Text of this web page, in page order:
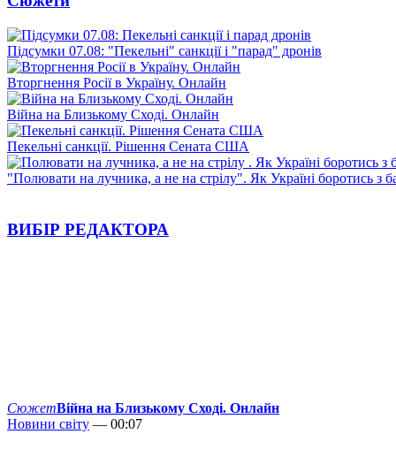
Підсумки 07.08: "Пекельні" санкції і "парад" дронів
Вторгнення Росії в Україну. Онлайн
Війна на Близькому Сході. Онлайн
Пекельні санкції. Рішення Сената США
"Полювати на лучника, а не на стрілу". Як Україні боротись з
ВИБІР РЕДАКТОРА
СюжетВійна на Близькому Сході. Онлайн
Новини світу — 00:07